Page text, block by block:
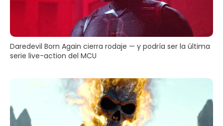
Daredevil Born Again cierra rodaje — y podría ser la última
serie live-action del MCU